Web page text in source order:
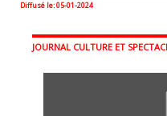
Diffusé le: 05-01-2024
JOURNAL CULTURE ET